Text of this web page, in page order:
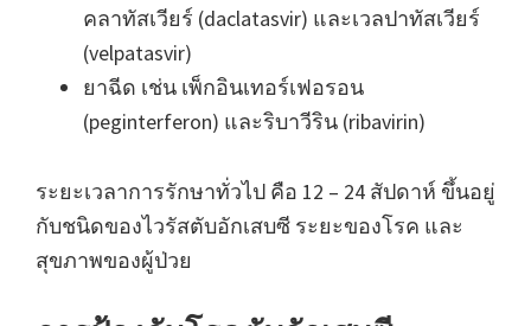
คลาทัสเวียร์ (daclatasvir) และเวลปาทัสเวียร์
(velpatasvir)
ยาฉีด เช่น เพ็กอินเทอร์เฟอรอน
(peginterferon) และริบาวีริน (ribavirin)
ระยะเวลาการรักษาทั่วไป คือ 12 – 24 สัปดาห์ ขึ้นอยู่
กับชนิดของไวรัสตับอักเสบซี ระยะของโรค และ
สุขภาพของผู้ป่วย